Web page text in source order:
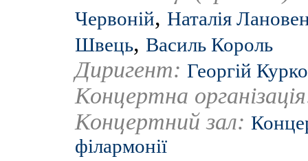
Червоній, Наталія
Швець, Василь Король
Диригент: Георгій
Концертна
Концертний зал:
філармонії